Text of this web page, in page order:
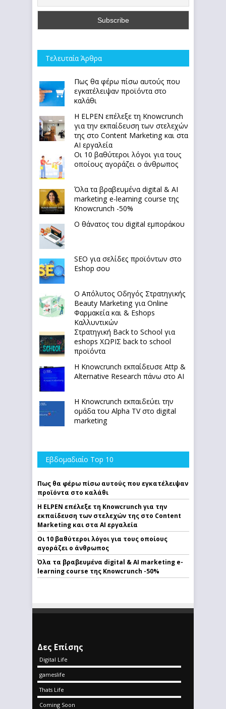
Τελευταία Άρθρα
Πως θα φέρω πίσω αυτούς που
εγκατέλειψαν προϊόντα στο
καλάθι
Η ELPEN επέλεξε τη Knowcrunch
για την εκπαίδευση των στελεχών
της στο Content Marketing και στα
AI εργαλεία
Οι 10 βαθύτεροι λόγοι για τους
οποίους αγοράζει ο άνθρωπος
Όλα τα βραβευμένα digital & AI
marketing e-learning course της
Knowcrunch -50%
Ο θάνατος του digital εμποράκου
SEO για σελίδες προϊόντων στο
Eshop σου
Ο Απόλυτoς Οδηγός Στρατηγικής
Beauty Marketing για Online
Φαρμακεία και & Eshops
Καλλυντικών
Στρατηγική Back to School για
eshops ΧΩΡΙΣ back to school
προϊόντα
Η Knowcrunch εκπαίδευσε Attp &
Alternative Research πάνω στο ΑΙ
Η Knowcrunch εκπαιδεύει την
ομάδα του Alpha TV στο digital
marketing
Εβδομαδιαίο Top 10
Πως θα φέρω πίσω αυτούς που εγκατέλειψαν
προϊόντα στο καλάθι
Η ELPEN επέλεξε τη Knowcrunch για την
εκπαίδευση των στελεχών της στο Content
Marketing και στα AI εργαλεία
Οι 10 βαθύτεροι λόγοι για τους οποίους
αγοράζει ο άνθρωπος
Όλα τα βραβευμένα digital & AI marketing e-
learning course της Knowcrunch -50%
Δες Επίσης
Digital Life
gameslife
Thats Life
Coming Soon